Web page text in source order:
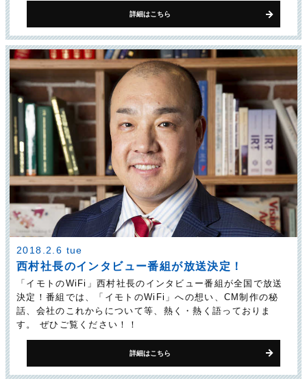
詳細はこちら
2018.2.6 tue
西村社長のインタビュー番組が放送決定！
「イモトのWiFi」西村社長のインタビュー番組が全国で放送
決定！番組では、「イモトのWiFi」への想い、CM制作の秘
話、会社のこれからについて等、熱く・熱く語っておりま
す。 ぜひご覧ください！！
詳細はこちら